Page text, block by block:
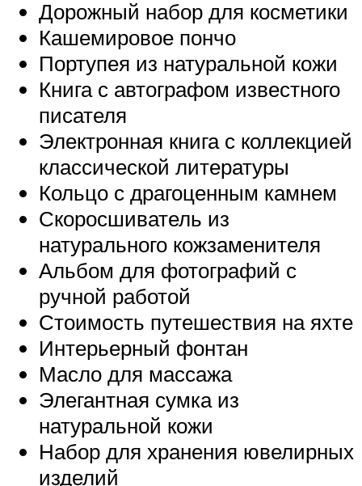
Дорожный набор для косметики
Кашемировое пончо
Портупея из натуральной кожи
Книга с автографом известного
писателя
Электронная книга с коллекцией
классической литературы
Кольцо с драгоценным камнем
Скоросшиватель из
натурального кожзаменителя
Альбом для фотографий с
ручной работой
Стоимость путешествия на яхте
Интерьерный фонтан
Масло для массажа
Элегантная сумка из
натуральной кожи
Набор для хранения ювелирных
изделий